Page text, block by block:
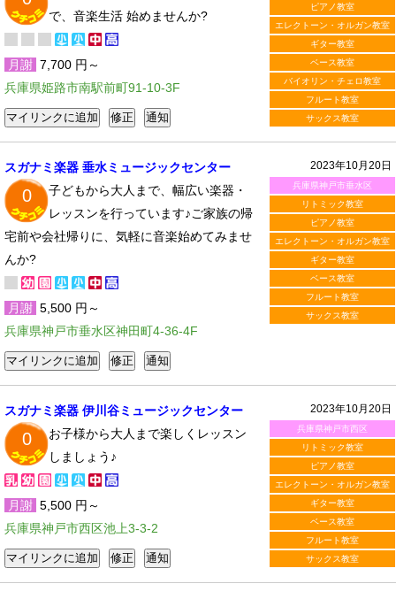
ピアノ教室
エレクトーン・オルガン教室
ギター教室
ベース教室
バイオリン・チェロ教室
フルート教室
サックス教室
で、音楽生活 始めませんか?
月謝 7,700 円～
兵庫県姫路市南駅前町91-10-3F
2023年10月20日
兵庫県神戸市垂水区
リトミック教室
ピアノ教室
エレクトーン・オルガン教室
ギター教室
ベース教室
フルート教室
サックス教室
スガナミ楽器 垂水ミュージックセンター
0
子どもから大人まで、幅広い楽器・
レッスンを行っています♪ご家族の帰
宅前や会社帰りに、気軽に音楽始めてみませ
んか?
月謝 5,500 円～
兵庫県神戸市垂水区神田町4-36-4F
2023年10月20日
兵庫県神戸市西区
リトミック教室
ピアノ教室
エレクトーン・オルガン教室
ギター教室
ベース教室
フルート教室
サックス教室
スガナミ楽器 伊川谷ミュージックセンター
0
お子様から大人まで楽しくレッスン
しましょう♪
月謝 5,500 円～
兵庫県神戸市西区池上3-3-2